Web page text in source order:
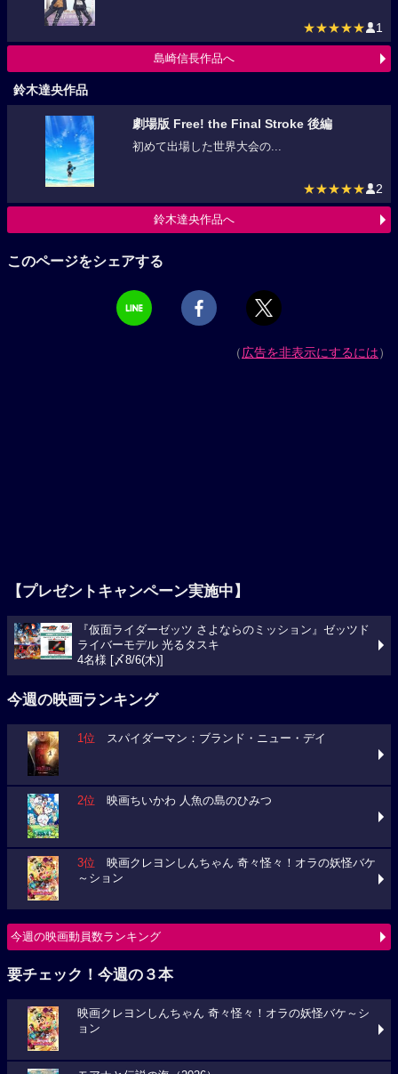
★★★★★ 1
島崎信長作品へ
鈴木達央作品
劇場版 Free! the Final Stroke 後編
初めて出場した世界大会の...
★★★★★ 2
鈴木達央作品へ
このページをシェアする
（広告を非表示にするには）
【プレゼントキャンペーン実施中】
『仮面ライダーゼッツ さよならのミッション』ゼッツド
ライバーモデル 光るタスキ
4名様 [〆8/6(木)]
今週の映画ランキング
1位 スパイダーマン：ブランド・ニュー・デイ
2位 映画ちいかわ 人魚の島のひみつ
3位 映画クレヨンしんちゃん 奇々怪々！オラの妖怪バケ
～ション
今週の映画動員数ランキング
要チェック！今週の３本
映画クレヨンしんちゃん 奇々怪々！オラの妖怪バケ～シ
ョン